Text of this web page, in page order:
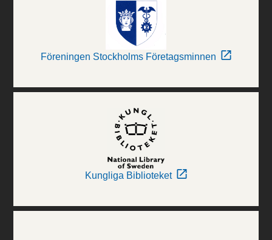
Föreningen Stockholms Företagsminnen
Kungliga Biblioteket